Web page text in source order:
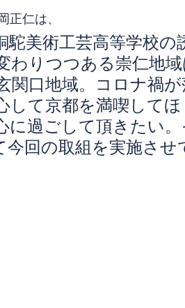
仁は、
駝美術工芸高等学校
わりつつある崇仁地
関口地域。コロナ禍
して京都を満喫して
に過ごして頂きたい
今回の取組を実施させ